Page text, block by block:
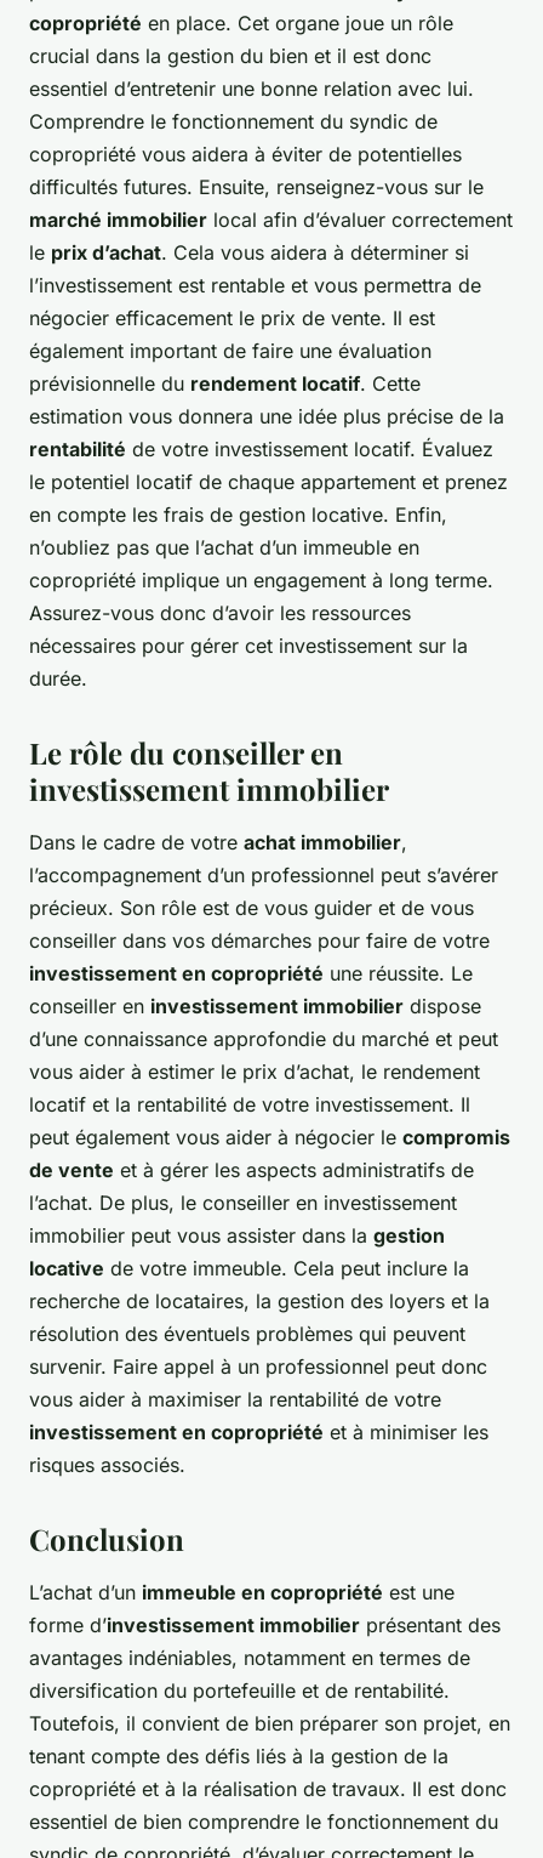
copropriété en place. Cet organe joue un rôle
crucial dans la gestion du bien et il est donc
essentiel d’entretenir une bonne relation avec lui.
Comprendre le fonctionnement du syndic de
copropriété vous aidera à éviter de potentielles
difficultés futures. Ensuite, renseignez-vous sur le
marché immobilier local afin d’évaluer correctement
le prix d’achat. Cela vous aidera à déterminer si
l’investissement est rentable et vous permettra de
négocier efficacement le prix de vente. Il est
également important de faire une évaluation
prévisionnelle du rendement locatif. Cette
estimation vous donnera une idée plus précise de la
rentabilité de votre investissement locatif. Évaluez
le potentiel locatif de chaque appartement et prenez
en compte les frais de gestion locative. Enfin,
n’oubliez pas que l’achat d’un immeuble en
copropriété implique un engagement à long terme.
Assurez-vous donc d’avoir les ressources
nécessaires pour gérer cet investissement sur la
durée.
Le rôle du conseiller en
investissement immobilier
Dans le cadre de votre achat immobilier,
l’accompagnement d’un professionnel peut s’avérer
précieux. Son rôle est de vous guider et de vous
conseiller dans vos démarches pour faire de votre
investissement en copropriété une réussite. Le
conseiller en investissement immobilier dispose
d’une connaissance approfondie du marché et peut
vous aider à estimer le prix d’achat, le rendement
locatif et la rentabilité de votre investissement. Il
peut également vous aider à négocier le compromis
de vente et à gérer les aspects administratifs de
l’achat. De plus, le conseiller en investissement
immobilier peut vous assister dans la gestion
locative de votre immeuble. Cela peut inclure la
recherche de locataires, la gestion des loyers et la
résolution des éventuels problèmes qui peuvent
survenir. Faire appel à un professionnel peut donc
vous aider à maximiser la rentabilité de votre
investissement en copropriété et à minimiser les
risques associés.
Conclusion
L’achat d’un immeuble en copropriété est une
forme d’investissement immobilier présentant des
avantages indéniables, notamment en termes de
diversification du portefeuille et de rentabilité.
Toutefois, il convient de bien préparer son projet, en
tenant compte des défis liés à la gestion de la
copropriété et à la réalisation de travaux. Il est donc
essentiel de bien comprendre le fonctionnement du